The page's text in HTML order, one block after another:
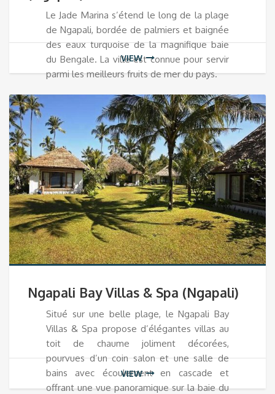
Le Jade Marina s’étend le long de la plage
de Ngapali, bordée de palmiers et baignée
des eaux turquoise de la magnifique baie
du Bengale. La ville est connue pour servir
parmi les meilleurs fruits de mer du pays.
VIEW
Ngapali Bay Villas & Spa (Ngapali)
Situé sur une belle plage, le Ngapali Bay
Villas & Spa propose d’élégantes villas au
toit de chaume joliment décorées,
pourvues d’un coin salon et une salle de
bains avec écoulement en cascade et
offrant une vue panoramique sur la baie du
VIEW